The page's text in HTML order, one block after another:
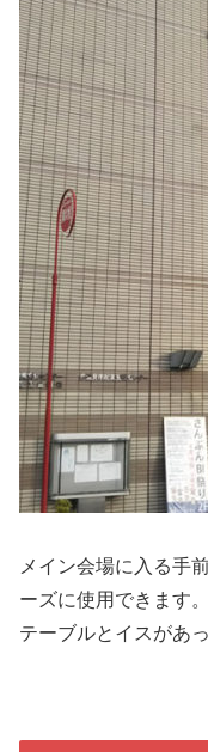
メイン会場に入る手
ーズに使用できます。
テーブルとイスがあ